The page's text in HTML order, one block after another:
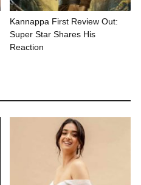
Kannappa First Review Out:
Super Star Shares His
Reaction